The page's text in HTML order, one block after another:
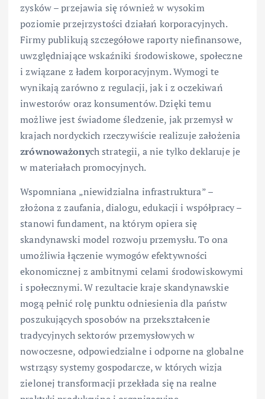
zysków – przejawia się również w wysokim
poziomie przejrzystości działań korporacyjnych.
Firmy publikują szczegółowe raporty niefinansowe,
uwzględniające wskaźniki środowiskowe, społeczne
i związane z ładem korporacyjnym. Wymogi te
wynikają zarówno z regulacji, jak i z oczekiwań
inwestorów oraz konsumentów. Dzięki temu
możliwe jest świadome śledzenie, jak przemysł w
krajach nordyckich rzeczywiście realizuje założenia
zrównoważonych strategii, a nie tylko deklaruje je
w materiałach promocyjnych.
Wspomniana „niewidzialna infrastruktura” –
złożona z zaufania, dialogu, edukacji i współpracy –
stanowi fundament, na którym opiera się
skandynawski model rozwoju przemysłu. To ona
umożliwia łączenie wymogów efektywności
ekonomicznej z ambitnymi celami środowiskowymi
i społecznymi. W rezultacie kraje skandynawskie
mogą pełnić rolę punktu odniesienia dla państw
poszukujących sposobów na przekształcenie
tradycyjnych sektorów przemysłowych w
nowoczesne, odpowiedzialne i odporne na globalne
wstrząsy systemy gospodarcze, w których wizja
zielonej transformacji przekłada się na realne